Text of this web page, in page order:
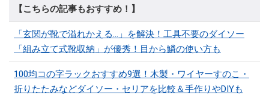
【こちらの記事もおすすめ！】
「玄関が靴で溢れかえる…」を解決！工具不要のダイソー
「組み立て式靴収納」が優秀！目から鱗の使い方も
100均コの字ラックおすすめ9選！木製・ワイヤーすのこ・
折りたたみなどダイソー・セリアを比較＆手作りやDIYも